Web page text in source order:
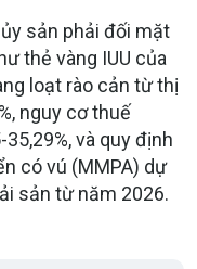
sản phải đối mặt
thẻ vàng IUU của
loạt rào cản từ thị
nguy cơ thuế
và quy định
có vú (MMPA) dự
sản từ năm 2026.